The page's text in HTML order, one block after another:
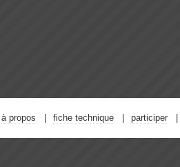
à propos fiche technique participer